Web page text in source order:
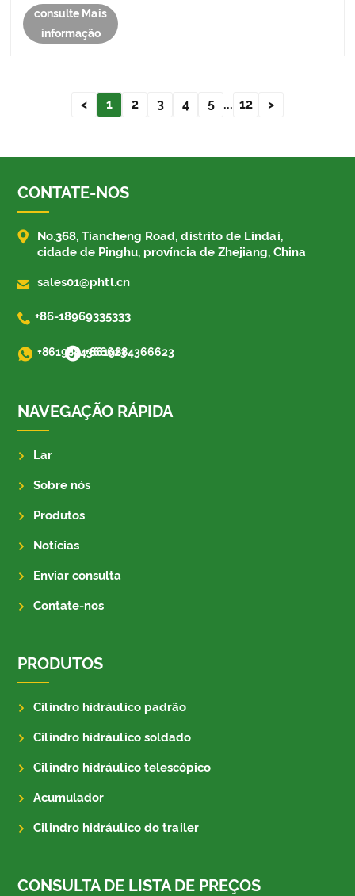
consulte Mais
informação
< 1 2 3 4 5 ... 12 >
CONTATE-NOS

No.368, Tiancheng Road, distrito de Lindai,
cidade de Pinghu, província de Zhejiang, China
 sales01@phtl.cn
 +86-18969335333
+8619884366623+8619884366623
NAVEGAÇÃO RÁPIDA
Lar
Sobre nós
Produtos
Notícias
Enviar consulta
Contate-nos
PRODUTOS
Cilindro hidráulico padrão
Cilindro hidráulico soldado
Cilindro hidráulico telescópico
Acumulador
Cilindro hidráulico do trailer
CONSULTA DE LISTA DE PREÇOS